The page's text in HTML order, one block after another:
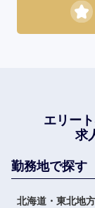
エリー
求
勤務地で探す
北海道・東北地方